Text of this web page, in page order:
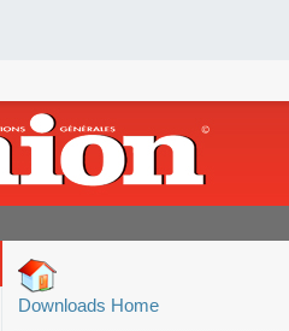
Downloads Home